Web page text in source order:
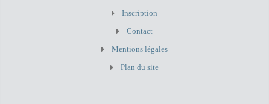
Inscription
Contact
Mentions légales
Plan du site